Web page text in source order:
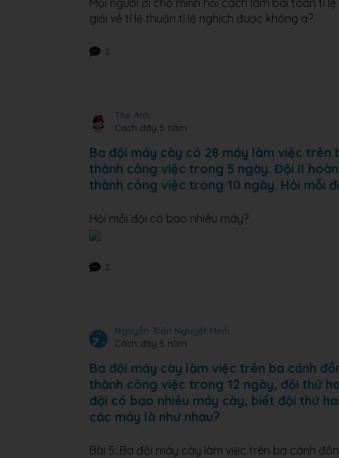
Mọi người ơi cho mình hỏi cách làm bài toán tỉ
giải về tỉ lệ thuận tỉ lệ nghịch được không ạ?
2
The Anh
Cách đây 5 năm
Ba đội máy cày có 28 máy làm việc trên
thành công việc trong 5 ngày. Đội II
thành công việc trong 10 ngày. Hỏi mỗi
Hỏi mỗi đội có bao nhiêu máy?
2
Nguyễn Trần Nguyệt Minh
Cách đây 5 năm
Ba đội máy cày làm việc trên ba cánh
thành công việc trong 12 ngày, đội thứ
đội có bao nhiêu máy cày, biết đội thứ
các máy là như nhau?
Bài 5: Ba đội máy cày làm việc trên ba cánh